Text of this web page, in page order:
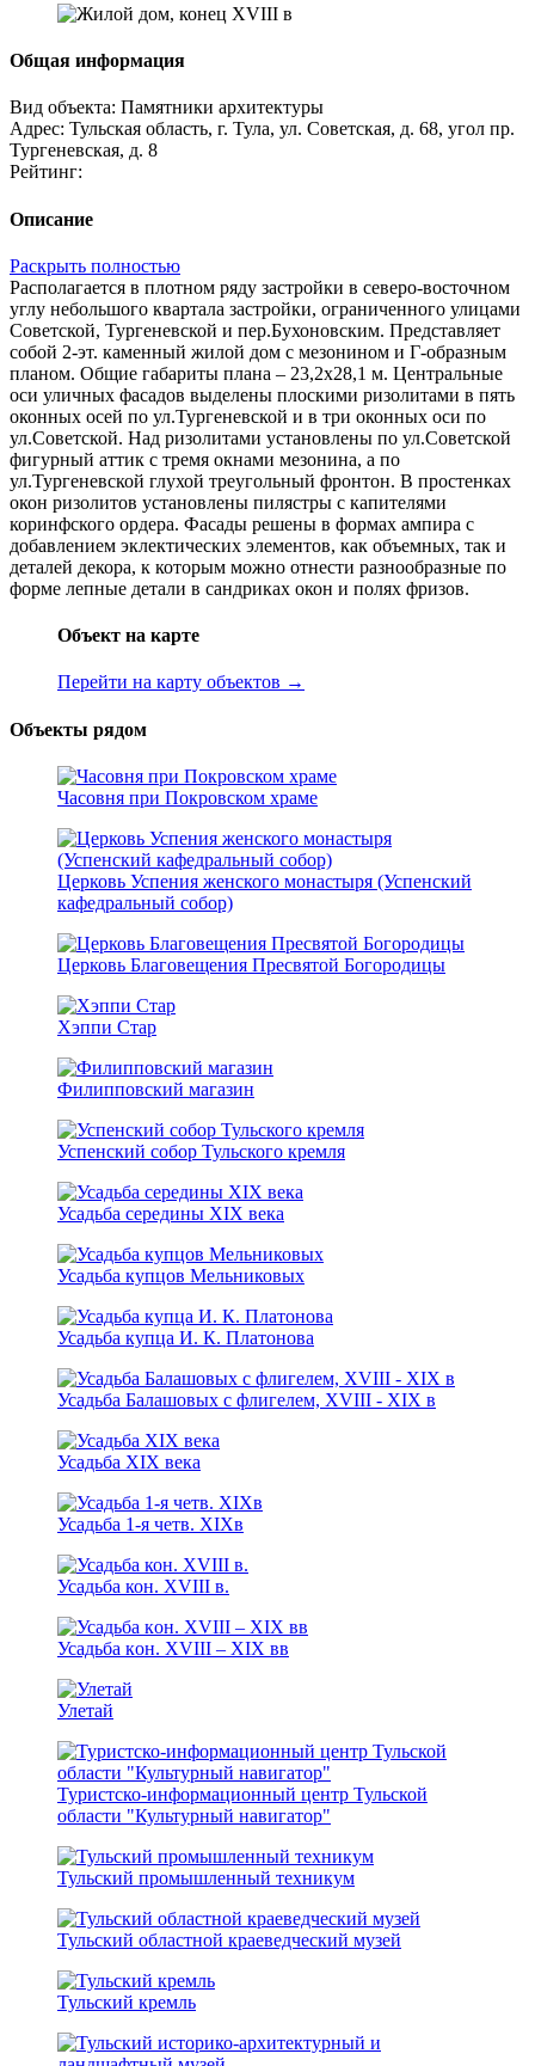
Общая информация
Вид объекта: Памятники архитектуры
Адрес: Тульская область, г. Тула, ул. Советская, д. 68, угол пр.
Тургеневская, д. 8
Рейтинг:
Описание
Раскрыть полностью
Располагается в плотном ряду застройки в северо-восточном
углу небольшого квартала застройки, ограниченного улицами
Советской, Тургеневской и пер.Бухоновским. Представляет
собой 2-эт. каменный жилой дом с мезонином и Г-образным
планом. Общие габариты плана – 23,2х28,1 м. Центральные
оси уличных фасадов выделены плоскими ризолитами в пять
оконных осей по ул.Тургеневской и в три оконных оси по
ул.Советской. Над ризолитами установлены по ул.Советской
фигурный аттик с тремя окнами мезонина, а по
ул.Тургеневской глухой треугольный фронтон. В простенках
окон ризолитов установлены пилястры с капителями
коринфского ордера. Фасады решены в формах ампира с
добавлением эклектических элементов, как объемных, так и
деталей декора, к которым можно отнести разнообразные по
форме лепные детали в сандриках окон и полях фризов.
Объект на карте
Перейти на карту объектов →
Объекты рядом
Часовня при Покровском храме
Церковь Успения женского монастыря (Успенский
кафедральный собор)
Церковь Благовещения Пресвятой Богородицы
Хэппи Стар
Филипповский магазин
Успенский собор Тульского кремля
Усадьба середины XIX века
Усадьба купцов Мельниковых
Усадьба купца И. К. Платонова
Усадьба Балашовых с флигелем, XVIII - XIX в
Усадьба XIX века
Усадьба 1-я чeтв. XIXв
Усадьба кон. XVIII в.
Усадьба кoн. XVIII – XIX вв
Улетай
Туристско-информационный центр Тульской
области "Культурный навигатор"
Тульский промышленный техникум
Тульский областной краеведческий музей
Тульский кремль